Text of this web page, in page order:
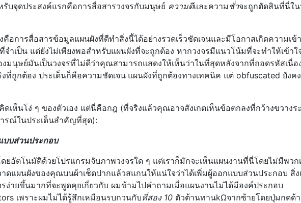
บจุดประสงค์แรกคือการสื่อสารวงจรกับมนุษย์ ความดีและความ ชั่วจะถูกตัดสินที่นี่ใ
คือการสื่อสารข้อมูลแผนผังที่ดีทำสิ่งนี้ได้อย่างรวดเร็วชัดเจนและมีโอกาสเกิดความเข้
จำเป็น แต่ยังไม่เพียงพอสำหรับแผนผังที่จะถูกต้อง หากวงจรมีแนวโน้มที่จะทำให้เข้าใ
มนุษย์มันเป็นวงจรที่ไม่ดีว่าคุณสามารถแสดงให้เห็นว่าในที่สุดหลังจากที่ถอดรหัสเนื่อ
ที่ถูกต้อง ประเด็นก็คือความชัดเจน แผนผังที่ถูกต้องทางเทคนิค แต่ obfuscated ยังค
เห็นโง่ ๆ ของตัวเอง แต่นี่คือกฎ (ที่จริงแล้วคุณอาจสังเกตเห็นข้อตกลงที่กว้างขวางร
รณ์ในประเด็นสำคัญที่สุด):
บบส่วนประกอบ
ดยอัตโนมัติด้วยโปรแกรมจับภาพวงจรใด ๆ แต่เราก็มักจะเห็นแผนงานที่นี่โดยไม่มีพวก
ดแผนผังของคุณบนผ้าเช็ดปากแล้วสแกนให้แน่ใจว่าได้เพิ่มผู้ออกแบบส่วนประกอบ สิ่ง
รง่ายขึ้นมากที่จะพูดคุยเกี่ยวกับ ผมข้ามไปคำถามเมื่อแผนงานไม่ได้มีองค์ประกอบ
เพราะผมไม่ได้รู้สึกเหมือนรบกวนกับที่สอง 10 ตัวต้านทานkΩจากซ้ายโดยปุ่มกดด้